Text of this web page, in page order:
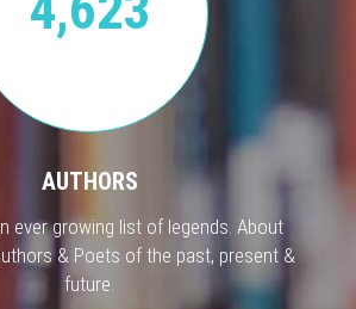
AUTHORS
ever growing list of legends. About
& Poets of the past, present &
future.